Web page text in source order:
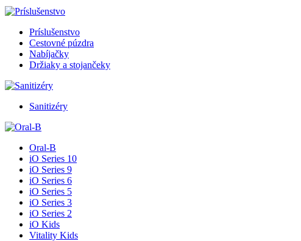
Príslušenstvo
Cestovné púzdra
Nabíjačky
Držiaky a stojančeky
Sanitizéry
Oral-B
iO Series 10
iO Series 9
iO Series 6
iO Series 5
iO Series 3
iO Series 2
iO Kids
Vitality Kids